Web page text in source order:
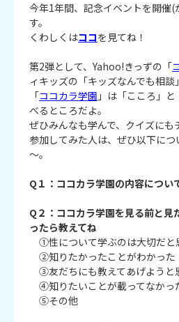
今年1年間、記念イベントを開催(
す。
くわしくはココを見てね！
第2弾として、Yahoo!きっずの「
ィキッズの「キッズなんでも相談
「ココカラ学園 」は「こころ」
べるところだよ。
ぜひみんなも学んで、クイズにも
参加してみた人は、ぜひ以下に
～。
Q１：ココカラ学園の内容につい
Q２：ココカラ学園を見る前と見
ったら教えてね
①性について学ぶのは大切だと
②知りたかったことがわかった
③友だちにも教えてあげようと
④知りたいことが載ってなかっ
⑤その他